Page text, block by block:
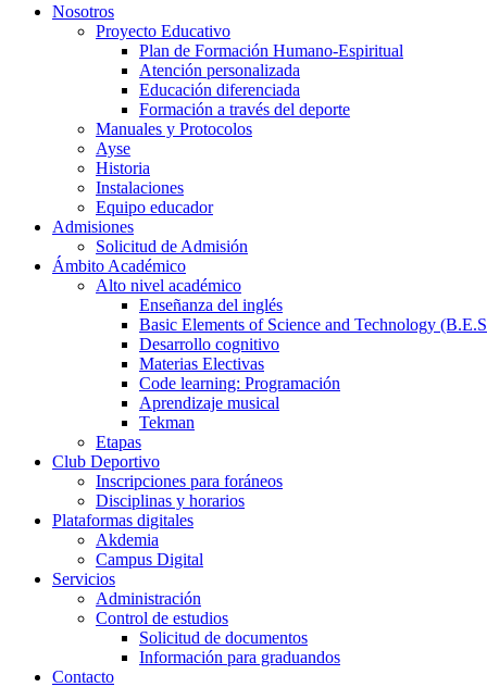
Nosotros
Proyecto Educativo
Plan de Formación Humano-Espiritual
Atención personalizada
Educación diferenciada
Formación a través del deporte
Manuales y Protocolos
Ayse
Historia
Instalaciones
Equipo educador
Admisiones
Solicitud de Admisión
Ámbito Académico
Alto nivel académico
Enseñanza del inglés
Basic Elements of Science and Technology
Desarrollo cognitivo
Materias Electivas
Code learning: Programación
Aprendizaje musical
Tekman
Etapas
Club Deportivo
Inscripciones para foráneos
Disciplinas y horarios
Plataformas digitales
Akdemia
Campus Digital
Servicios
Administración
Control de estudios
Solicitud de documentos
Información para graduandos
Contacto